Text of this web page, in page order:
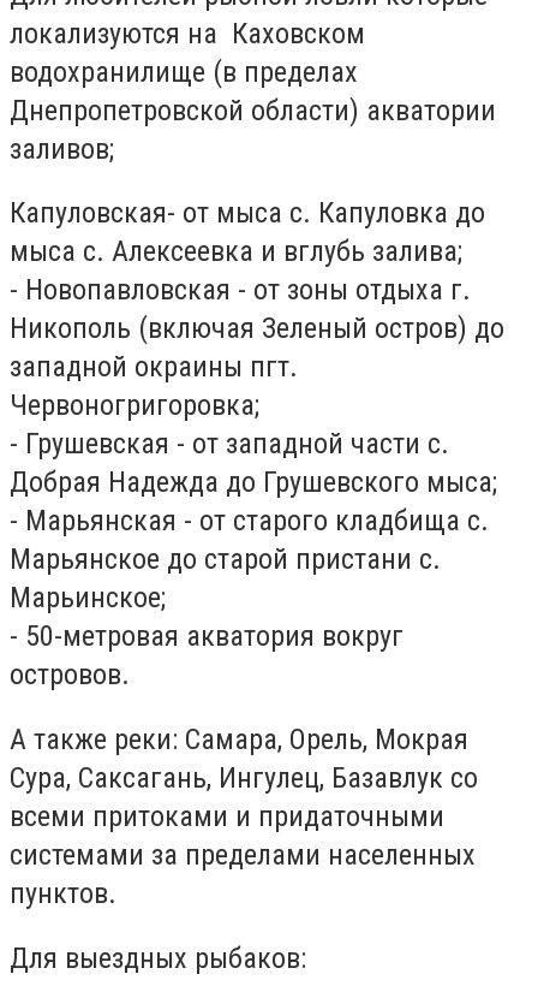
локализуются на Каховском
водохранилище (в пределах
Днепропетровской области) акватории
заливов;
Капуловская- от мыса с. Капуловка до
мыса с. Алексеевка и вглубь залива;
- Новопавловская - от зоны отдыха г.
Никополь (включая Зеленый остров) до
западной окраины пгт.
Червоногригоровка;
- Грушевская - от западной части с.
Добрая Надежда до Грушевского мыса;
- Марьянская - от старого кладбища с.
Марьянское до старой пристани с.
Марьинское;
- 50-метровая акватория вокруг
островов.
А также реки: Самара, Орель, Мокрая
Сура, Саксагань, Ингулец, Базавлук со
всеми притоками и придаточными
системами за пределами населенных
пунктов.
Для выездных рыбаков: